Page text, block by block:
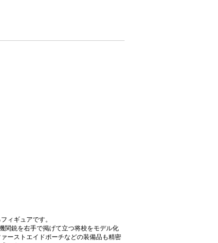
ィギュアです。
関銃を右手で掲げて立つ将校をモデル化
ーストエイドポーチなどの装備品も精密